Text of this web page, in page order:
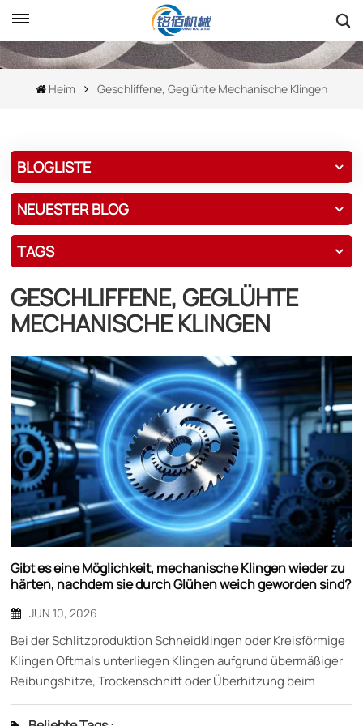
Heim Geschliffene, Geglühte Mechanische Klingen
BLOGLISTE
NEUESTER BLOG
TAGS
GESCHLIFFENE, GEGLÜHTE
MECHANISCHE KLINGEN
Gibt es eine Möglichkeit, mechanische Klingen wieder zu
härten, nachdem sie durch Glühen weich geworden sind?
JUN 10, 2026
Bei der Schlitzproduktion Schneidklingen oder Kreisförmige
Klingen Oftmals unterliegen Klingen aufgrund übermäßiger
Reibungshitze, Trockenschnitt oder Überhitzung beim
Nachschärfen einem sogenannten „Ausglühen“ – die
Schneide wird lokal weich und die Härte nimmt ab. Viele